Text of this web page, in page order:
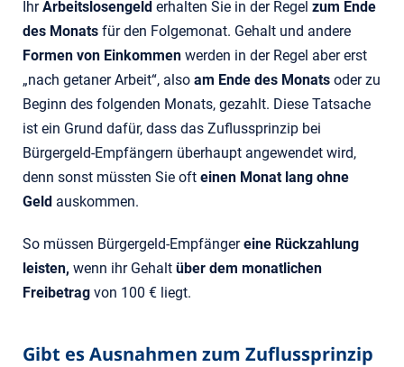
IhrArbeitslosengeld erhalten Sie in der Regel zum Ende
des Monats für den Folgemonat. Gehalt und andere
Formen von Einkommen werden in der Regel aber erst
„nach getaner Arbeit“, also am Ende des Monats oder zu
Beginn des folgenden Monats, gezahlt. Diese Tatsache
ist ein Grund dafür, dass das Zuflussprinzip bei
Bürgergeld-Empfängern überhaupt angewendet wird,
denn sonst müssten Sie oft einen Monat lang ohne
Geld auskommen.
So müssen Bürgergeld-Empfängereine Rückzahlung
leisten, wenn ihr Gehalt über dem monatlichen
Freibetrag von 100 € liegt.
Gibt es Ausnahmen zum Zuflussprinzip